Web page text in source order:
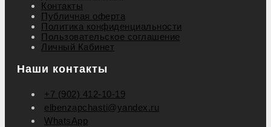
Контакты
Публичная оферта
Политика конфиденциальности
Пользовательское соглашение
Личный Кабинет
Наши контакты
+7 (902) 412-10-19
elbenzapchasti@yandex.ru
WhatsApp